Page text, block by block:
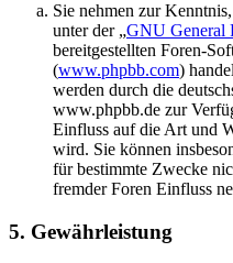
Sie nehmen zur
unter der „GNU General
bereitgestellten Foren-
(www.phpbb.com)
werden durch die
www.phpbb.de zur
Einfluss auf die Art und
wird. Sie können
für bestimmte Zwecke
fremder Foren Einfluss
5. Gewährleistung